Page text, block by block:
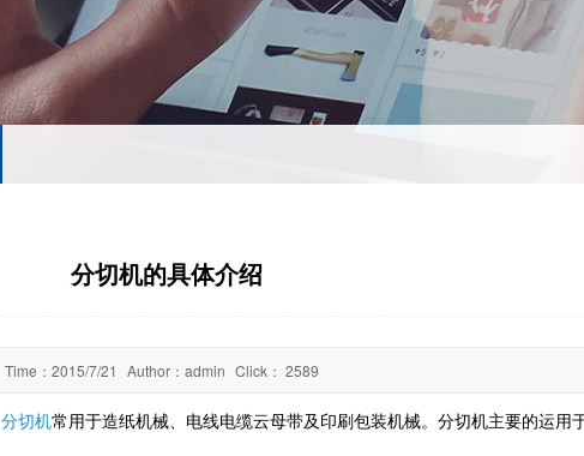
分切机的具体介绍
Time： 2015/7/21 Author： admin Click： 2589
分切机常用于造纸机械、电线电缆云母带及印刷包装机械。分切机主要的运用